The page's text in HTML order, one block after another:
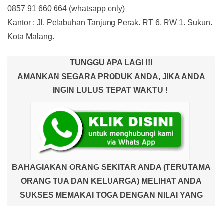
0857 91 660 664 (whatsapp only)
Kantor : Jl. Pelabuhan Tanjung Perak. RT 6. RW 1. Sukun.
Kota Malang.
TUNGGU APA LAGI !!!
AMANKAN SEGARA PRODUK ANDA, JIKA ANDA
INGIN LULUS TEPAT WAKTU !
BAHAGIAKAN ORANG SEKITAR ANDA (TERUTAMA
ORANG TUA DAN KELUARGA) MELIHAT ANDA
SUKSES MEMAKAI TOGA DENGAN NILAI YANG